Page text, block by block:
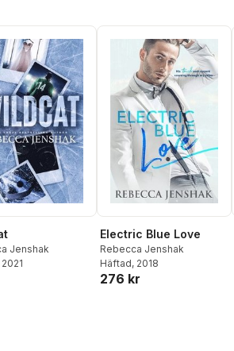
Jenshak
2021
Electric Blue Love
Rebecca Jenshak
Häftad, 2018
276 kr